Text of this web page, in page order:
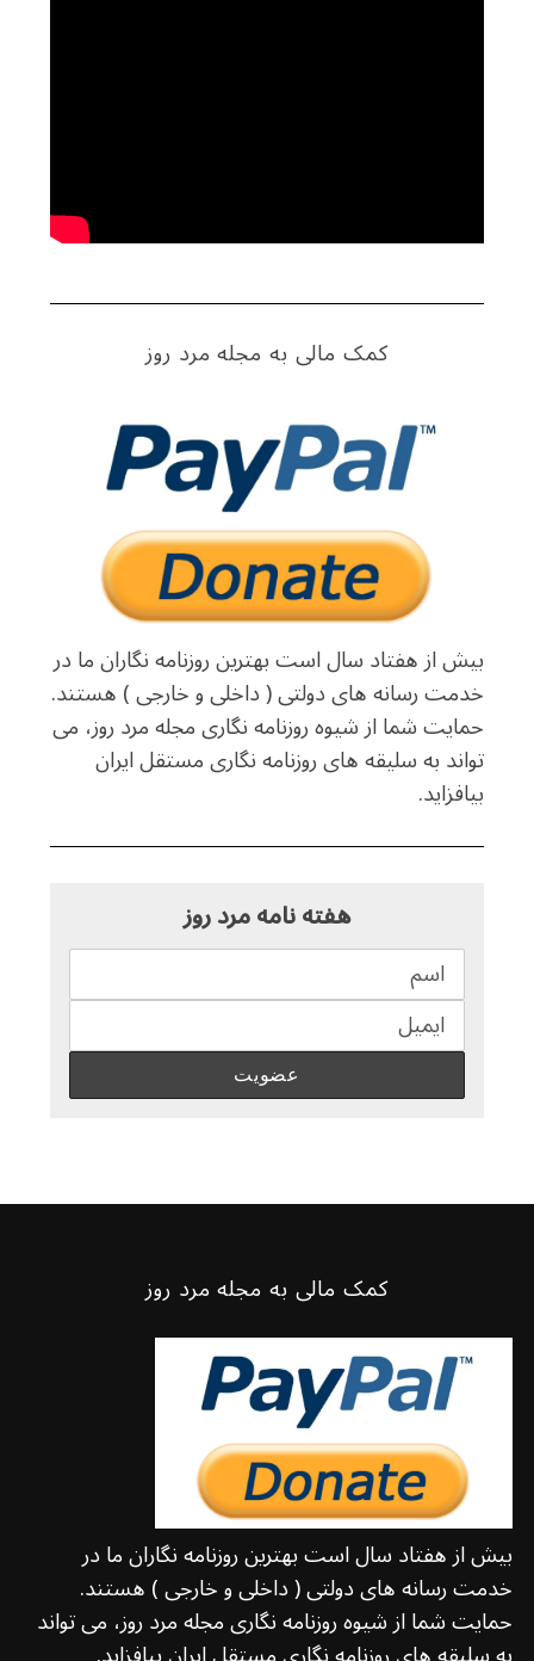
کمک مالی به مجله مرد روز
بیش از هفتاد سال است بهترین روزنامه نگاران ما در
خدمت رسانه های دولتی ( داخلی و خارجی ) هستند.
حمایت شما از شیوه روزنامه نگاری مجله مرد روز، می
تواند به سلیقه های روزنامه نگاری مستقل ایران
بیافزاید.
هفته نامه مرد روز
کمک مالی به مجله مرد روز
بیش از هفتاد سال است بهترین روزنامه نگاران ما در
خدمت رسانه های دولتی ( داخلی و خارجی ) هستند.
حمایت شما از شیوه روزنامه نگاری مجله مرد روز، می تواند